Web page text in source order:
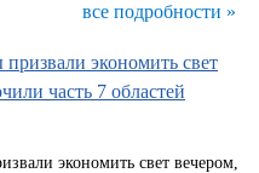
все подробности »
экономить свет
часть 7 областей
экономить свет вечером,